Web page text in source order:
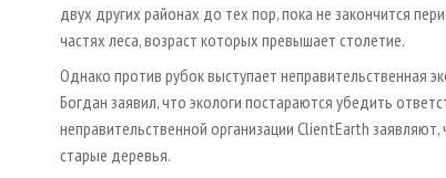
двух других районах до тех пор, пока не закончится
частях леса, возраст которых превышает столетие.
Однако против рубок выступает неправительственная
Богдан заявил, что экологи постараются убедить
неправительственной организации ClientEarth
старые деревья.